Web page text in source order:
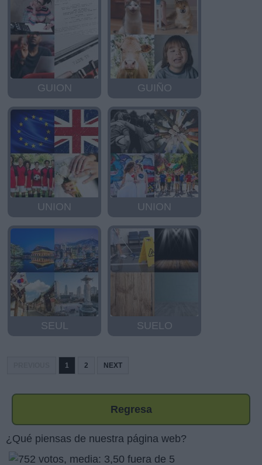
GUION GUIÑO
UNION UNION
SEUL SUELO
1 2 NEXT
Regresa
¿Qué piensas de nuestra página web?